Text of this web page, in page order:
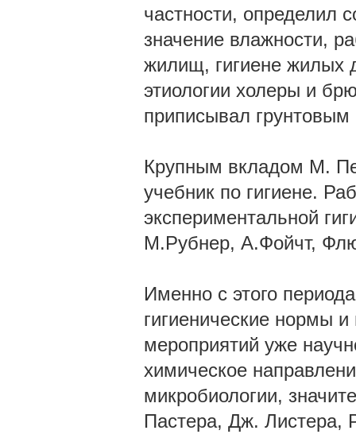
частности, определил
значение влажности,
жилищ, гигиене жилых
этиологии холеры и
приписывал
Крупным вкладом М.
учебник по гигиене.
экспериментальной
М.Рубнер, А.Фойчт,
Именно с этого
гигиенические нормы
мероприятий уже
химическое
микробиологии,
Пастера, Дж. Листера,